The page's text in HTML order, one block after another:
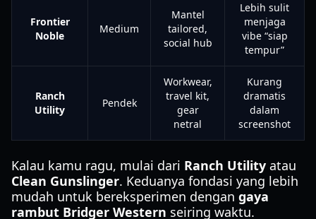
Frontier
Noble
Medium
Mantel
tailored,
social hub
Lebih sulit
menjaga
vibe “siap
tempur”
Ranch
Utility
Pendek
Workwear,
travel kit,
gear
netral
Kurang
dramatis
dalam
screenshot
Kalau kamu ragu, mulai dari Ranch Utility atau
Clean Gunslinger. Keduanya fondasi yang lebih
mudah untuk bereksperimen dengan gaya
rambut Bridger Western seiring waktu.